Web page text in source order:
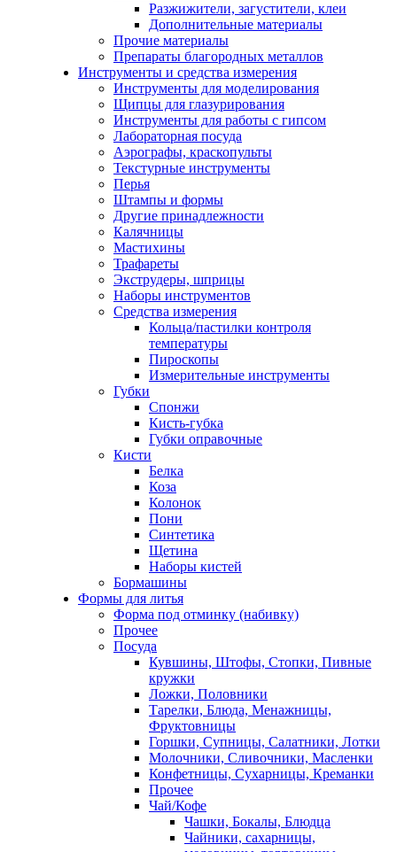
Разжижители, загустители, клеи
Дополнительные материалы
Прочие материалы
Препараты благородных металлов
Инструменты и средства измерения
Инструменты для моделирования
Щипцы для глазурирования
Инструменты для работы с гипсом
Лабораторная посуда
Аэрографы, краскопульты
Текстурные инструменты
Перья
Штампы и формы
Другие принадлежности
Калячницы
Мастихины
Трафареты
Экструдеры, шприцы
Наборы инструментов
Средства измерения
Кольца/пастилки контроля
температуры
Пироскопы
Измерительные инструменты
Губки
Спонжи
Кисть-губка
Губки оправочные
Кисти
Белка
Коза
Колонок
Пони
Синтетика
Щетина
Наборы кистей
Бормашины
Формы для литья
Форма под отминку (набивку)
Прочее
Посуда
Кувшины, Штофы, Стопки, Пивные
кружки
Ложки, Половники
Тарелки, Блюда, Менажницы,
Фруктовницы
Горшки, Супницы, Салатники, Лотки
Молочники, Сливочники, Масленки
Конфетницы, Сухарницы, Креманки
Прочее
Чай/Кофе
Чашки, Бокалы, Блюдца
Чайники, сахарницы,